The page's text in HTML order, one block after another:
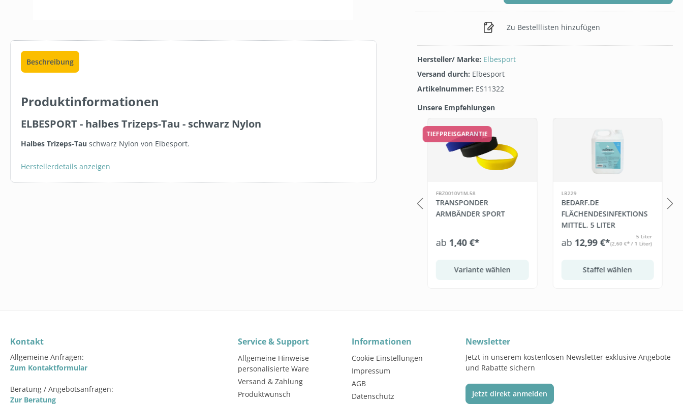
Beschreibung
Produktinformationen
ELBESPORT - halbes Trizeps-Tau - schwarz Nylon
Halbes Trizeps-Tau schwarz Nylon von Elbesport.
Herstellerdetails anzeigen
Zu Bestelllisten hinzufügen
Hersteller/ Marke: Elbesport
Versand durch: Elbesport
Artikelnummer: ES11322
Unsere Empfehlungen
TIEFPREISGARANTIE
FBZ0010V1M.58
TRANSPONDER
ARMBÄNDER SPORT
ab 1,40 €*
Variante wählen
LB229
BEDARF.DE
FLÄCHENDESINFEKTIONS
MITTEL, 5 LITER
ab 12,99 €*
5 Liter
(2,60 €* / 1 Liter)
Staffel wählen
Kontakt
Allgemeine Anfragen:
Zum Kontaktformular
Beratung / Angebotsanfragen:
Zur Beratung
Service & Support
Allgemeine Hinweise
personalisierte Ware
Versand & Zahlung
Produktwunsch
Informationen
Cookie Einstellungen
Impressum
AGB
Datenschutz
Newsletter
Jetzt in unserem kostenlosen Newsletter exklusive Angebote
und Rabatte sichern
Jetzt direkt anmelden